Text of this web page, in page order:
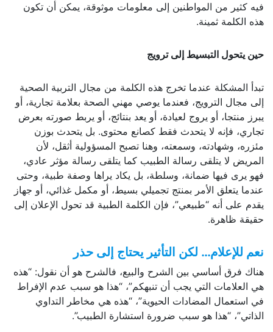
فيه كثير من المواطنين إلى معلومات موثوقة، يمكن أن تكون
هذه الكلمة ثمينة.
حين يتحول التبسيط إلى ترويج
تبدأ المشكلة عندما تخرج هذه الكلمة من مجال التربية الصحية
إلى مجال الترويج، فعندما يوصي مهني الصحة بعلامة تجارية، أو
يبرز منتجا، أو يروج لعيادة، أو يعد بنتائج، أو يربط صورته بعرض
تجاري، فإنه لا يتحدث فقط كصانع محتوى. بل يتحدث بوزن
مئزره، وشهادته، وسمعته، وهنا تصبح المسؤولية أثقل، لأن
المريض لا يتلقى رسالة الطبيب كما يتلقى رسالة مؤثر عادي،
فهو يرى فيها ضمانة، وسلطة، بل يكاد يراها وصفة طبية، وحتى
عندما يتعلق الأمر بمنتج تجميلي بسيط، أو مكمل غذائي، أو جهاز
يقدم على أنه “طبيعي”، فإن الكلمة الطبية قد تحول الإعلان إلى
حقيقة ظاهرة.
نعم للإعلام… لكن التأثير يحتاج إلى حذر
هناك فرق أساسي بين الشرح والبيع، فالشرح هو أن نقول: “هذه
هي العلامات التي يجب أن تنبهكم”، “هذا هو سبب عدم الإفراط
في استعمال المضادات الحيوية”، “هذه هي مخاطر التداوي
الذاتي”، “هذا هو سبب ضرورة استشارة الطبيب”.